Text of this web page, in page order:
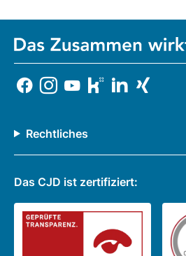
Rechtliches
Das CJD ist zertifiziert: